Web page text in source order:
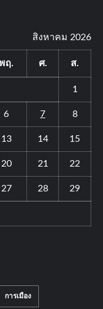
สิงหาคม 2026
ฤ. ศ. ส.
1
6 7 8
13 14 15
20 21 22
27 28 29
การเมือง